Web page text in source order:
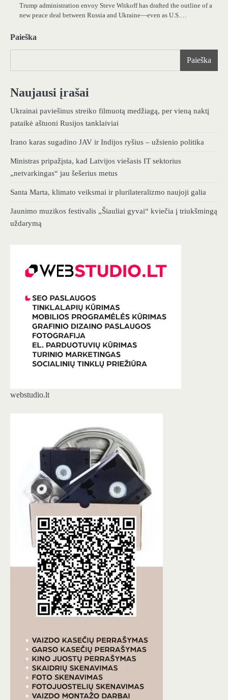
Trump administration envoy Steve Witkoff has drafted the outline of a
new peace deal between Russia and Ukraine—even as U.S.…
Paieška
Paieška
Naujausi įrašai
Ukrainai paviešinus streiko filmuotą medžiagą, per vieną naktį
pataikė aštuoni Rusijos tanklaiviai
Irano karas sugadino JAV ir Indijos ryšius – užsienio politika
Ministras pripažįsta, kad Latvijos viešasis IT sektorius
„netvarkingas“ jau šešerius metus
Santa Marta, klimato veiksmai ir plurilateralizmo naujoji galia
Jaunimo muzikos festivalis „Šiauliai gyvai“ kviečia į triukšmingą
uždarymą
webstudio.lt